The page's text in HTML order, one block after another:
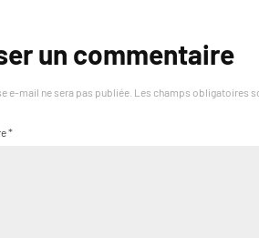
un commentaire
e-mail ne sera pas publiée. Les champs obligatoires
*